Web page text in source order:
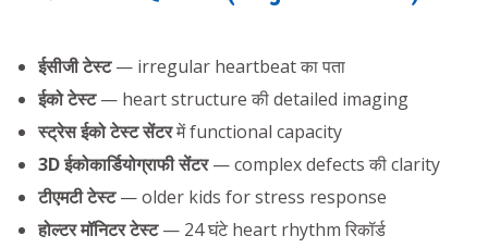
ईसीजी टेस्ट— irregular heartbeat का पता
ईको टेस्ट— heart structure की detailed imaging
स्ट्रेस ईको टेस्ट सेंटरमें functional capacity
3D ईकोकार्डियोग्राफी सेंटर— complex defects की clarity
टीएमटी टेस्ट— older kids for stress response
होल्टर मॉनिटर टेस्ट— 24 घंटे heart rhythm रिकॉर्ड